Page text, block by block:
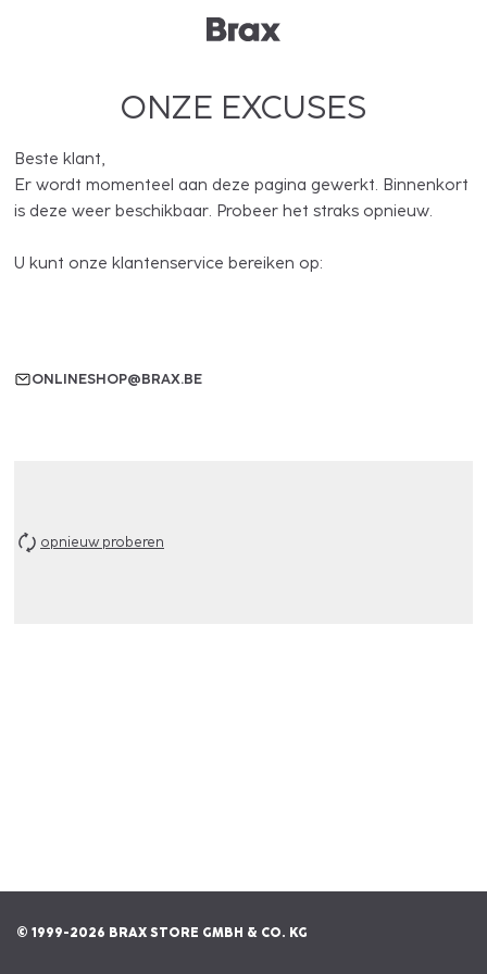
ONZE EXCUSES
Beste klant,
Er wordt momenteel aan deze pagina gewerkt. Binnenkort
is deze weer beschikbaar. Probeer het straks opnieuw.
U kunt onze klantenservice bereiken op:
ONLINESHOP@BRAX.BE
opnieuw proberen
© 1999-2026 BRAX STORE GMBH & CO. KG